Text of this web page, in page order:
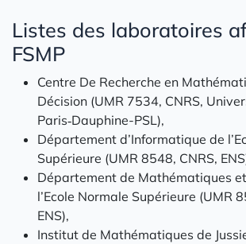
Listes des laboratoires
FSMP
Centre De Recherche en
Décision (UMR 7534, CNRS,
Paris‑Dauphine-PSL),
Département d’Informatique de
Supérieure (UMR 8548, CNRS,
Département de Mathématiques
l’Ecole Normale Supérieure (UMR
ENS),
Institut de Mathématiques de